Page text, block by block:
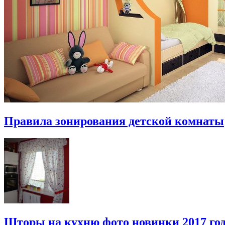
Правила зонирования детской комнаты
Шторы на кухню фото новинки 2017